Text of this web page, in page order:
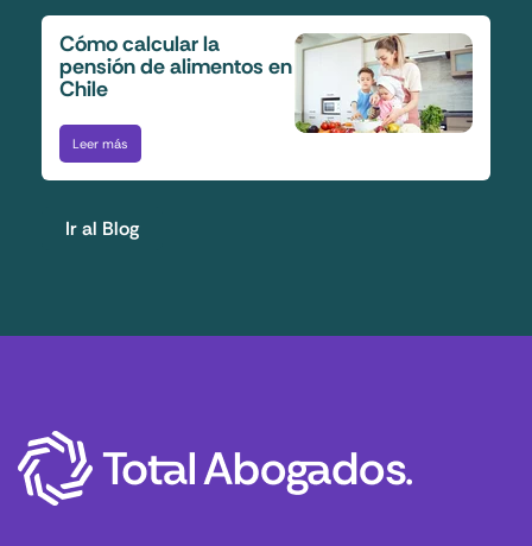
Cómo calcular la
pensión de alimentos en
Chile
Leer más
Ir al Blog